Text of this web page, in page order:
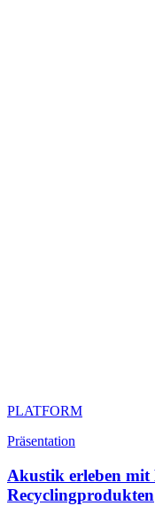
PLATFORM
Präsentation
Akustik erleben mit
Recyclingprodukten